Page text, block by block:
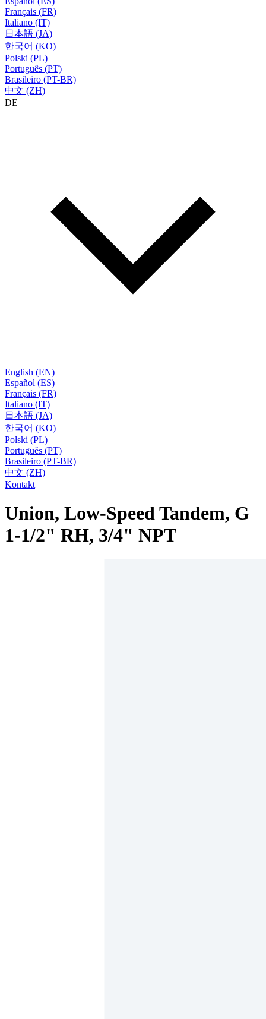
Français (FR)
Italiano (IT)
日本語 (JA)
한국어 (KO)
Polski (PL)
Português (PT)
Brasileiro (PT-BR)
中文 (ZH)
DE
English (EN)
Español (ES)
Français (FR)
Italiano (IT)
日本語 (JA)
한국어 (KO)
Polski (PL)
Português (PT)
Brasileiro (PT-BR)
中文 (ZH)
Kontakt
Union, Low-Speed Tandem, G
1-1/2" RH, 3/4" NPT